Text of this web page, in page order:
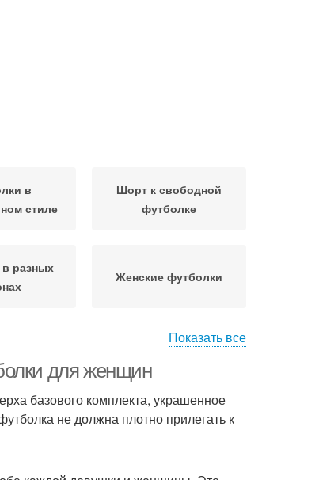
в
стиле
Шорт к свободной
футболке
разных
Женские футболки
Показать все
для женщин
базового комплекта, украшенное
не должна плотно прилегать к